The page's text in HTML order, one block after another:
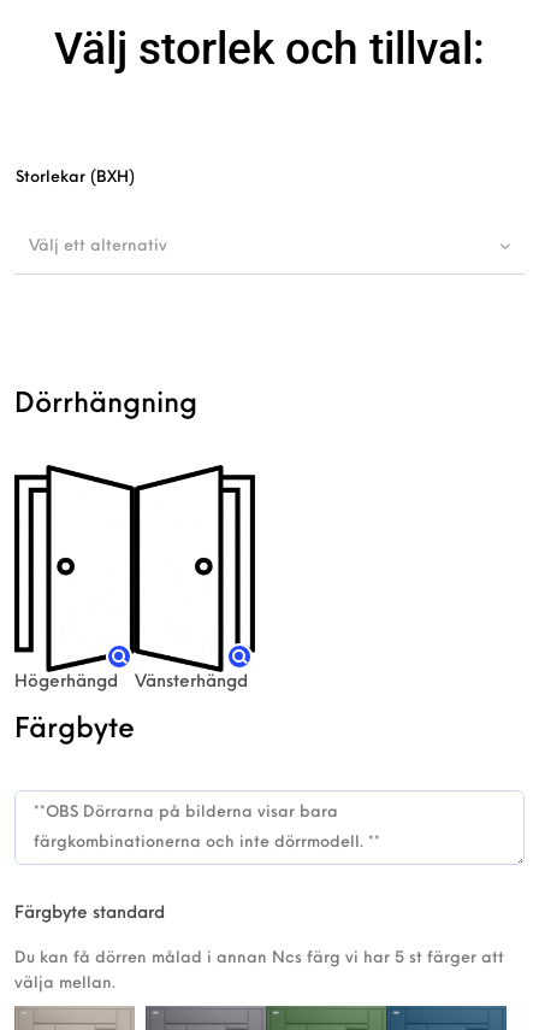
Välj storlek och tillval:
Storlekar (BXH)
Välj ett alternativ
Dörrhängning
Högerhängd Vänsterhängd
Färgbyte
Färgbyte standard
Du kan få dörren målad i annan Ncs färg vi har 5 st färger att
välja mellan.